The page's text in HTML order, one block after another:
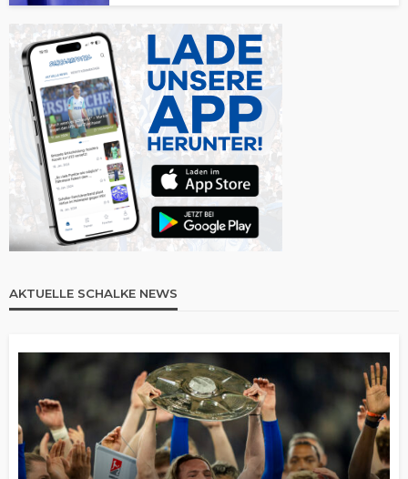
AKTUELLE SCHALKE NEWS